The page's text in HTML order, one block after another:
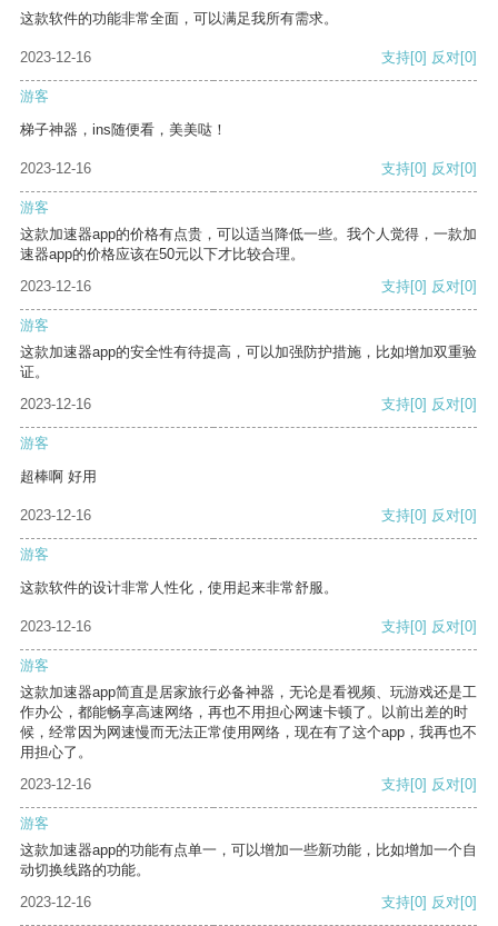
这款软件的功能非常全面，可以满足我所有需求。
2023-12-16 支持[0] 反对[0]
游客
梯子神器，ins随便看，美美哒！
2023-12-16 支持[0] 反对[0]
游客
这款加速器app的价格有点贵，可以适当降低一些。我个人觉得，一款加
速器app的价格应该在50元以下才比较合理。
2023-12-16
支持[0] 反对[0]
游客
这款加速器app的安全性有待提高，可以加强防护措施，比如增加双重验
证。
2023-12-16
支持[0] 反对[0]
游客
超棒啊 好用
2023-12-16 支持[0] 反对[0]
游客
这款软件的设计非常人性化，使用起来非常舒服。
2023-12-16 支持[0] 反对[0]
游客
这款加速器app简直是居家旅行必备神器，无论是看视频、玩游戏还是工
作办公，都能畅享高速网络，再也不用担心网速卡顿了。以前出差的时
候，经常因为网速慢而无法正常使用网络，现在有了这个app，我再也不
用担心了。
2023-12-16
支持[0] 反对[0]
游客
这款加速器app的功能有点单一，可以增加一些新功能，比如增加一个自
动切换线路的功能。
2023-12-16
支持[0] 反对[0]